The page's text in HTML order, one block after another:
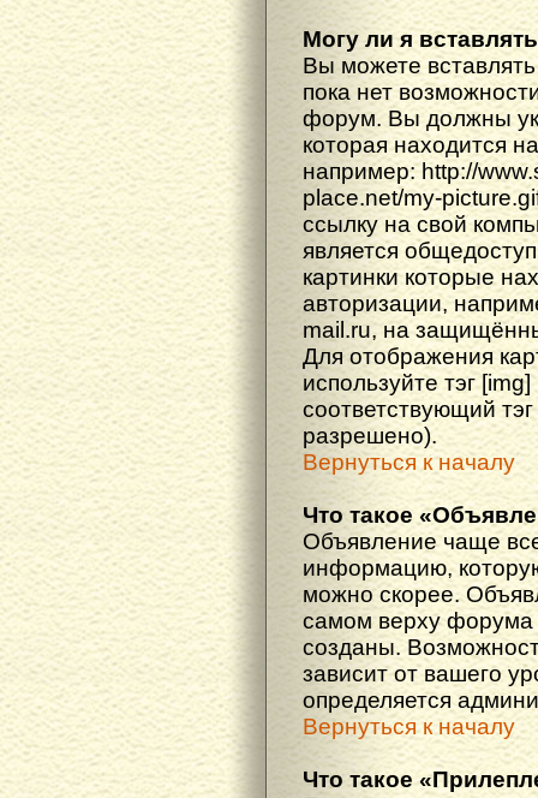
Могу ли я
Вы можете
пока нет
форум. Вы должны
которая находится
например: http://
place.net/my-
ссылку на свой
является
картинки которые
авторизации,
mail.ru, на
Для отображения
используйте тэг
соответствующий
разрешено).
Вернуться к началу
Что такое
Объявление чаще
информацию,
можно скорее.
самом верху форума
созданы.
зависит от вашего
определяется
Вернуться к началу
Что такое